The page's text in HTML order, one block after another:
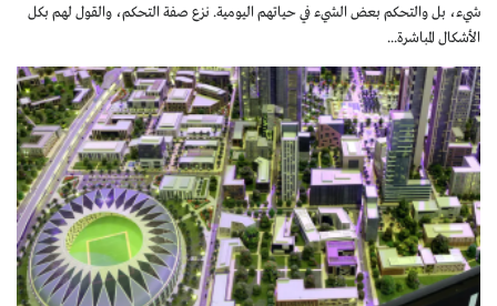
شيء، بل والتحكم بعض الشيء في حياتهم اليومية. نزع صفة التحكم، والقول لهم بكل
الأشكال المباشرة...